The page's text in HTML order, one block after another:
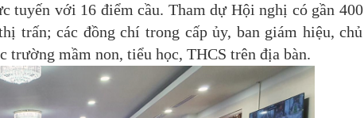
với 16 điểm cầu. Tham dự Hội nghị có gần 400
trấn; các đồng chí trong cấp ủy, ban giám hiệu, chủ
trường mầm non, tiểu học, THCS trên địa bàn.